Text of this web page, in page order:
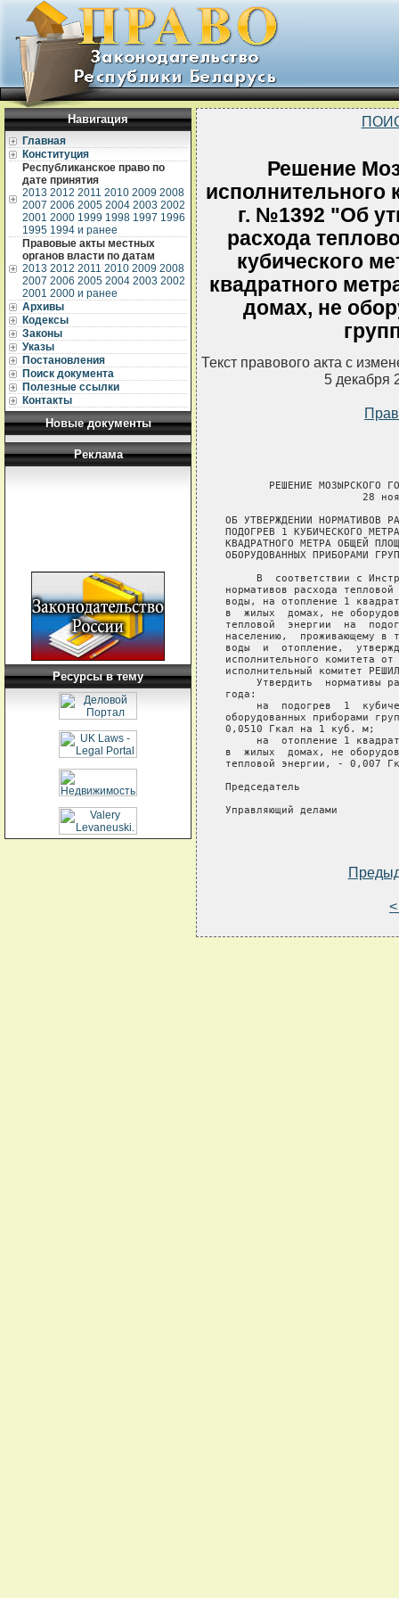
Навигация
Главная
Конституция
Республиканское право по
дате принятия
2013 2012 2011 2010 2009 2008
2007 2006 2005 2004 2003 2002
2001 2000 1999 1998 1997 1996
1995 1994 и ранее
Правовые акты местных
органов власти по датам
2013 2012 2011 2010 2009 2008
2007 2006 2005 2004 2003 2002
2001 2000 и ранее
Архивы
Кодексы
Законы
Указы
Постановления
Поиск документа
Полезные ссылки
Контакты
Новые документы
Реклама
Ресурсы в тему
Решение
исполнительного
г. №1392 "Об
расхода
кубического
квадратного
домах, не
Текст правового акта с
5 декабря
РЕШЕНИЕ МОЗЫРСКОГО
28
ОБ УТВЕРЖДЕНИИ НОРМАТИВОВ
ПОДОГРЕВ 1 КУБИЧЕСКОГО
КВАДРАТНОГО МЕТРА ОБЩЕЙ
ОБОРУДОВАННЫХ ПРИБОРАМИ
В  соответствии с
нормативов расхода
воды, на отопление 1
в  жилых  домах, не
тепловой  энергии  на
населению,  проживающему в
воды  и  отопление,
исполнительного комитета
исполнительный комитет
Утвердить  нормативы
года:
на  подогрев  1
оборудованных приборами
0,0510 Гкал на 1 куб. м;
на  отопление 1
в  жилых  домах, не
тепловой энергии, - 0,007
Председатель
Управляющий делами